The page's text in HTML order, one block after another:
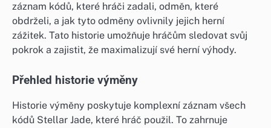
záznam kódů, které hráči zadali, odměn, které
obdrželi, a jak tyto odměny ovlivnily jejich herní
zážitek. Tato historie umožňuje hráčům sledovat svůj
pokrok a zajistit, že maximalizují své herní výhody.
Přehled historie výměny
Historie výměny poskytuje komplexní záznam všech
kódů Stellar Jade, které hráč použil. To zahrnuje